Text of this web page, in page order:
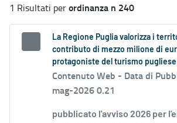
1 Risultati perordinanza n 240
La Regione Puglia valorizza i
contributo di mezzo milione di
protagoniste del turismo pugliese
Contenuto Web - Data di
mag-2026 0.21
pubblicato l'avviso 2026 per